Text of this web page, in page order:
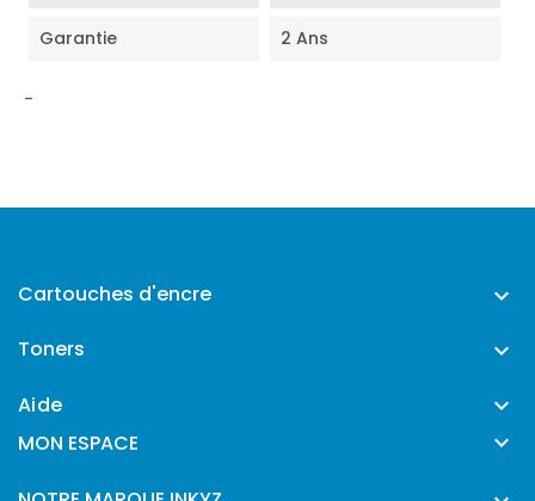
Garantie 2 Ans
-
Cartouches d'encre 
Toners 
Aide 
MON ESPACE 